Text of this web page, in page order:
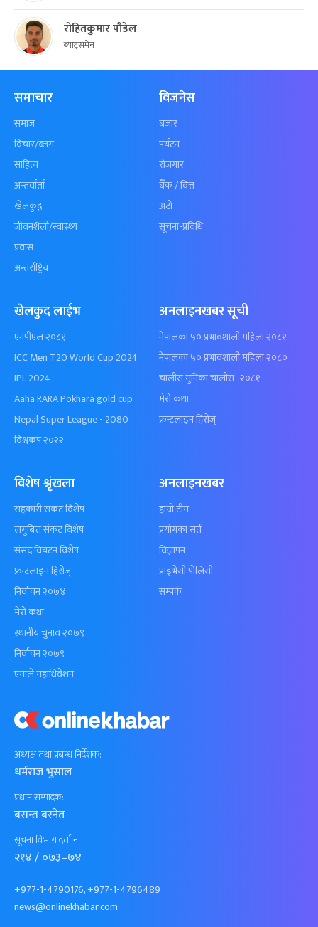
रोहितकुमार पौडेल
ब्याट्समेन
अध्यक्ष तथा प्रबन्ध निर्देशक:
धर्मराज भुसाल
प्रधान सम्पादक:
बसन्त बस्नेत
सूचना विभाग दर्ता नं.
२१४ / ०७३–७४
+977-1-4790176, +977-1-4796489
news@onlinekhabar.com
समाचार
समाज
विचार/ब्लग
साहित्य
अन्तर्वार्ता
खेलकुद़़
जीवनशैली/स्वास्थ्य
प्रवास
अन्तर्राष्ट्रिय
विजनेस
बजार
पर्यटन
रोजगार
बैँक / वित्त
अटो
सूचना-प्रविधि
खेलकुद लाईभ
एनपीएल २०८१
ICC Men T20 World Cup 2024
IPL 2024
Aaha RARA Pokhara gold cup
Nepal Super League - 2080
विश्वकप २०२२
अनलाइनखबर सूची
नेपालका ५० प्रभावशाली महिला २०८१
नेपालका ५० प्रभावशाली महिला २०८०
चालीस मुनिका चालीस- २०८१
मेरो कथा
फ्रन्टलाइन हिरोज्
विशेष श्रृंखला
सहकारी संकट विशेष
लगुबित्त संकट विशेष
संसद विघटन विशेष
फ्रन्टलाइन हिरोज्
निर्वाचन २०७४
मेरो कथा
स्थानीय चुनाव २०७९
निर्वाचन २०७९
एमाले महाधिवेशन
अनलाइनखबर
हाम्रो टीम
प्रयोगका सर्त
विज्ञापन
प्राइभेसी पोलिसी
सम्पर्क